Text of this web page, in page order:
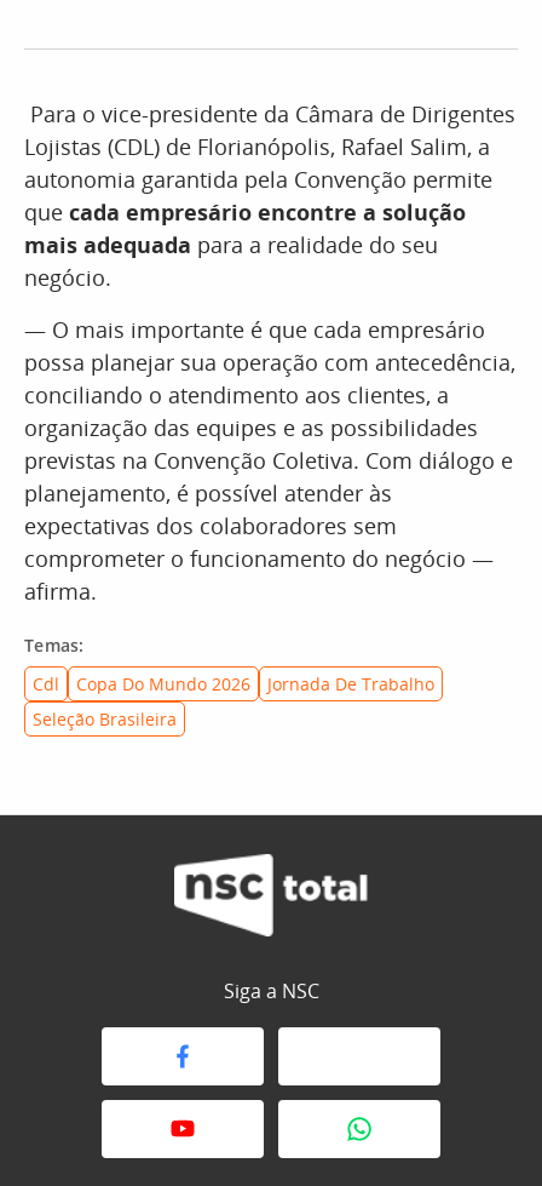
Para o vice-presidente da Câmara de Dirigentes
Lojistas (CDL) de Florianópolis, Rafael Salim, a
autonomia garantida pela Convenção permite
que cada empresário encontre a solução
mais adequada para a realidade do seu
negócio.
— O mais importante é que cada empresário
possa planejar sua operação com antecedência,
conciliando o atendimento aos clientes, a
organização das equipes e as possibilidades
previstas na Convenção Coletiva. Com diálogo e
planejamento, é possível atender às
expectativas dos colaboradores sem
comprometer o funcionamento do negócio —
afirma.
Temas:
Cdl
Copa Do Mundo 2026
Jornada De Trabalho
Seleção Brasileira
Siga a NSC